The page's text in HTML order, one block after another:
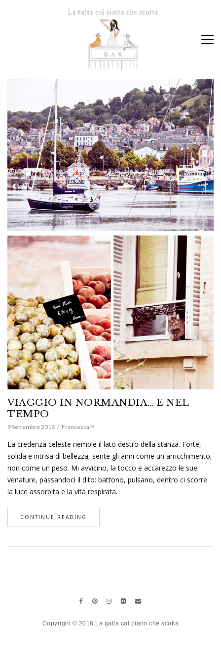
VIAGGIO IN NORMANDIA… E NEL
TEMPO
9 Settembre 2018 Francesca P.
La credenza celeste riempie il lato destro della stanza. Forte,
solida e intrisa di bellezza, sente gli anni come un arricchimento,
non come un peso. Mi avvicino, la tocco e accarezzo le sue
venature, passandoci il dito: battono, pulsano, dentro ci scorre
la luce assorbita e la vita respirata.
CONTINUE READING
Copyright © 2018 La gatta col piatto che scotta